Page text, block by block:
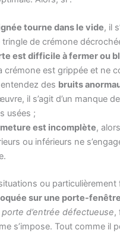
tourne dans le vide, il
tringle de crémone
est difficile à fermer ou
crémone est grippée et ne
des bruits
il s’agit d’un manque
usées ;
est incomplète,
ou inférieurs ne
ou particulièrement
sur une porte-fenêtre
d’entrée défectueuse,
s’impose. Tout comme il